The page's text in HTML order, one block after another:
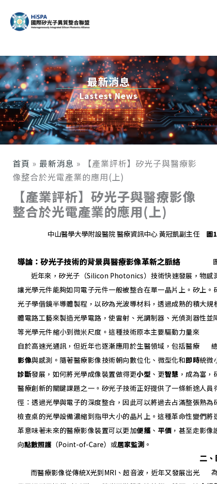
內
容
最新消息
Lastest News
首頁 » 最新消息 »
【產業評析】矽光子與醫療影
像整合於光電產業的應用(上)
【產業評析】矽光子與醫療影像
整合於光電產業的應用(上)
中山醫學大學附設醫院 醫療資訊中心 黃冠凱副主任
導論：矽光子技術的背景與醫療影像革新之脈絡
近年來，矽光子（Silicon Photonics）技術快速發展，
讓光學元件能夠如同電子元件一般被整合在單一晶片上。矽
光子學借鏡半導體製程，以矽為光波導材料，透過成熟的積
體電路工藝來製造光學電路，使雷射、光調制器、光偵測器
等光學元件縮小到微米尺度。這種技術原本主要驅動力量來
自於高速光通訊，但近年也逐漸應用於生醫領域，包括醫療
影像與感測。隨著醫療影像技術朝向數位化、微型化和即時
診斷發展，如何將光學成像裝置做得更小型 、更智慧 ，成為
醫療創新的關鍵課題之一。矽光子技術正好提供了一條新途
徑：透過光學與電子的深度整合，因此可以將過去占滿整張
檢查桌的光學設備濃縮到指甲大小的晶片上。這種革命性變
革意味著未來的醫療影像裝置可以更加便攜 、 平價 ，甚至走
向點數照護 （Point-of-Care）或居家監測 。
而醫療影像從傳統X光到MRI、超音波，近年又發展出光
圖
圖
物感
上。
大規
性並
總體
統微
富，
人員
熟為
們將
影像
二
為